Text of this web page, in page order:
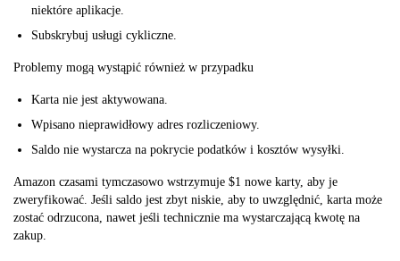
niektóre aplikacje.
Subskrybuj usługi cykliczne.
Problemy mogą wystąpić również w przypadku
Karta nie jest aktywowana.
Wpisano nieprawidłowy adres rozliczeniowy.
Saldo nie wystarcza na pokrycie podatków i kosztów wysyłki.
Amazon czasami tymczasowo wstrzymuje $1 nowe karty, aby je
zweryfikować. Jeśli saldo jest zbyt niskie, aby to uwzględnić, karta może
zostać odrzucona, nawet jeśli technicznie ma wystarczającą kwotę na
zakup.